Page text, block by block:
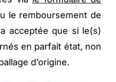
le remboursement de
acceptée que si le(s)
en parfait état, non
d’origine.